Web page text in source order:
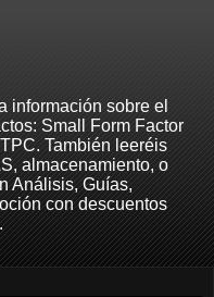
información sobre el
Small Form Factor
También leeréis
almacenamiento, o
Análisis, Guías,
con descuentos